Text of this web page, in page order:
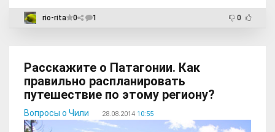
rio-rita 0 1 0
Расскажите о Патагонии. Как
правильно распланировать
путешествие по этому региону?
Вопросы о Чили 28.08.2014 10:55